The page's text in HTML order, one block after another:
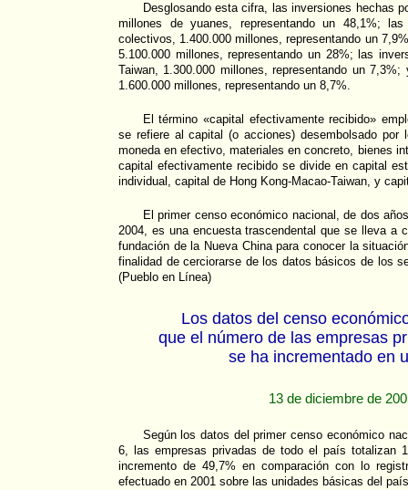
Desglosando esta cifra, las inversiones hechas
millones de yuanes, representando un 48,1%;
colectivos, 1.400.000 millones, representando un
5.100.000 millones, representando un 28%; las
Taiwan, 1.300.000 millones, representando un
1.600.000 millones, representando un 8,7%.
El término «capital efectivamente recibido»
se refiere al capital (o acciones) desembolsado por
moneda en efectivo, materiales en concreto, bienes
capital efectivamente recibido se divide en capital
individual, capital de Hong Kong-Macao-Taiwan, y
El primer censo económico nacional, de dos
2004, es una encuesta trascendental que se lleva a
fundación de la Nueva China para conocer la
finalidad de cerciorarse de los datos básicos de los
(Pueblo en Línea)
Los datos del censo
que el número de las empresas
se ha incrementado en
13 de diciembre de
Según los datos del primer censo económico
6, las empresas privadas de todo el país totalizan
incremento de 49,7% en comparación con lo
efectuado en 2001 sobre las unidades básicas del